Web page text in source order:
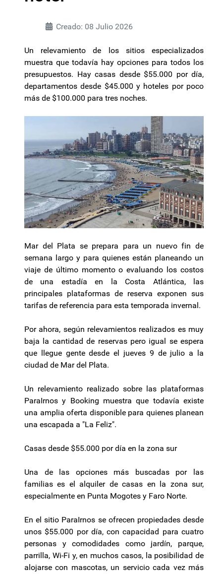
Creado: 08 Julio 2026
Un relevamiento de los sitios especializados
muestra que todavía hay opciones para todos los
presupuestos. Hay casas desde $55.000 por día,
departamentos desde $45.000 y hoteles por poco
más de $100.000 para tres noches.
Mar del Plata se prepara para un nuevo fin de
semana largo y para quienes están planeando un
viaje de último momento o evaluando los costos
de una estadía en la Costa Atlántica, las
principales plataformas de reserva exponen sus
tarifas de referencia para esta temporada invernal.
Por ahora, según relevamientos realizados es muy
baja la cantidad de reservas pero igual se espera
que llegue gente desde el jueves 9 de julio a la
ciudad de Mar del Plata.
Un relevamiento realizado sobre las plataformas
ParaIrnos y Booking muestra que todavía existe
una amplia oferta disponible para quienes planean
una escapada a "La Feliz".
Casas desde $55.000 por día en la zona sur
Una de las opciones más buscadas por las
familias es el alquiler de casas en la zona sur,
especialmente en Punta Mogotes y Faro Norte.
En el sitio ParaIrnos se ofrecen propiedades desde
unos $55.000 por día, con capacidad para cuatro
personas y comodidades como jardín, parque,
parrilla, Wi-Fi y, en muchos casos, la posibilidad de
alojarse con mascotas, un servicio cada vez más